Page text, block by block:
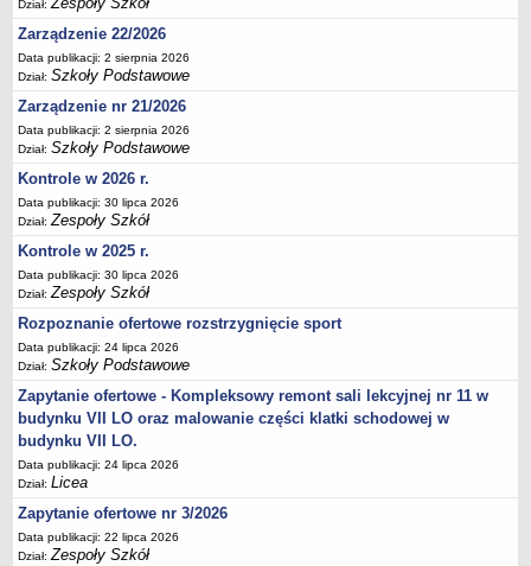
Majątek
Godziny dyżurów
Ogłoszenia
Zarządzenia
Rejestry, ewidencje, archiwa
Kontrole
PONOWNE WYKORZYSTYWANIE
Sprawozdania
Deklaracja dostępności
DEKLARACJA DOSTĘPNOŚCI
OŚWIADCZENIA MAJĄTKOWE
PONOWNE WYKORZYSTYWANIE
UDOSTĘPNIANIE INFORMACJI PUBLICZNEJ
OCHRONA DANYCH OSOBOWYCH
Dział:
Zarządzenie 22/2026
Data publikacji: 2 sierpnia 2026
Dział:Szkoły Podstawowe
Zarządzenie nr 21/2026
Data publikacji: 2 sierpnia 2026
Dział:Szkoły Podstawowe
Kontrole w 2026 r.
Data publikacji: 30 lipca 2026
Dział:Zespoły Szkół
Kontrole w 2025 r.
Data publikacji: 30 lipca 2026
Dział:Zespoły Szkół
Rozpoznanie ofertowe rozstrzygnięcie sport
Data publikacji: 24 lipca 2026
Dział:Szkoły Podstawowe
Zapytanie ofertowe - Kompleksowy remont sali lekcyjnej nr 11 w
budynku VII LO oraz malowanie części klatki schodowej w
budynku VII LO.
Data publikacji: 24 lipca 2026
Dział:Licea
Zapytanie ofertowe nr 3/2026
Data publikacji: 22 lipca 2026
Dział:Zespoły Szkół